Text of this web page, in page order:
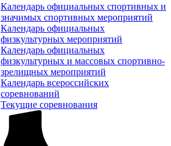
Календарь официальных спортивных и
значимых спортивных мероприятий
Календарь официальных
физкультурных мероприятий
Календарь официальных
физкультурных и массовых спортивно-
зрелищных мероприятий
Календарь всероссийских
соревнований
Текущие соревнования